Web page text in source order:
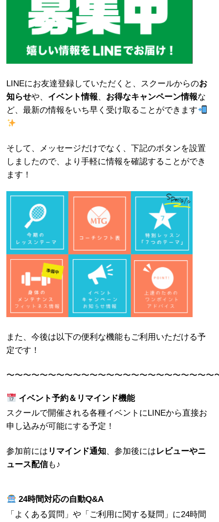
LINEにお友達登録していただくと、スクールからのお
知らせや、 イベント情報、 お得なキャンペーン情報な
ど、最新の情報をいち早く受け取ることができます
そして、メッセージだけでなく、下記のボタンを設置
しましたので、より手軽に情報を確認することができ
ます！
また、今後は以下の便利な機能もご利用いただける予
定です！
〜〜〜〜〜〜〜〜〜〜〜〜〜〜〜〜〜〜〜〜〜〜〜〜〜
イベント予約＆リマインド機能
スクールで開催される各種イベントにLINEから直接お
申し込みが可能にする予定！
参加前には リマインド通知、参加後にはレビューやニ
ュース配信も♪
24時間対応の自動Q&A
「よくある質問」や「ご利用に関する疑問」に24時間